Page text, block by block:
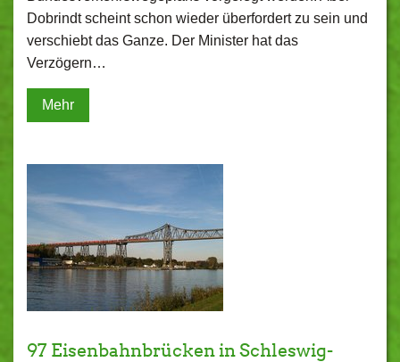
Dobrindt scheint schon wieder überfordert zu sein und
verschiebt das Ganze. Der Minister hat das
Verzögern…
Mehr
97 Eisenbahnbrücken in Schleswig-